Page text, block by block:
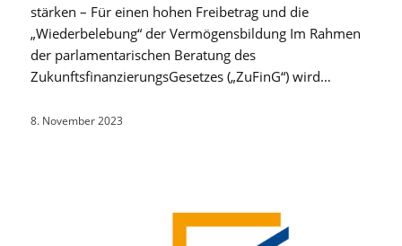
stärken – Für einen hohen Freibetrag und die
„Wiederbelebung“ der Vermögensbildung Im Rahmen
der parlamentarischen Beratung des
ZukunftsfinanzierungsGesetzes („ZuFinG“) wird…
8. November 2023